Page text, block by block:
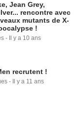
Jean Grey,
rencontre avec
mutants de X-
!
- Il y a 10 ans
recrutent !
- Il y a 11 ans